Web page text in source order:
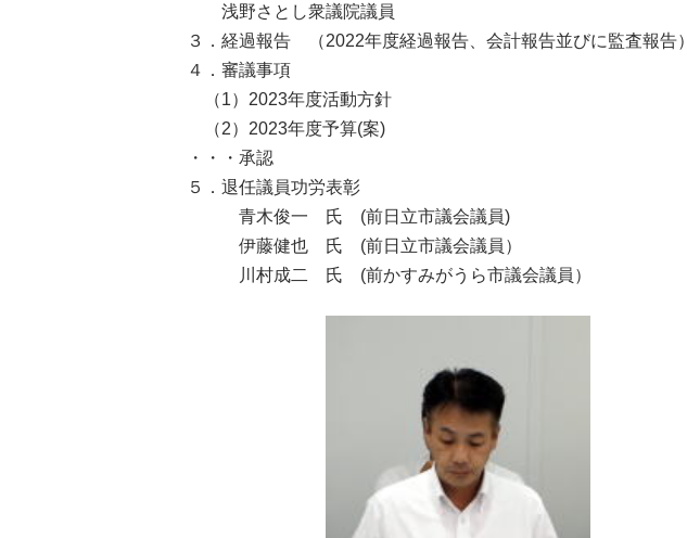
浅野さとし衆議院議員
３．経過報告 （2022年度経過報告、会計報告並びに監査報告）
４．審議事項
（1）2023年度活動方針
（2）2023年度予算(案)
・・・承認
５．退任議員功労表彰
青木俊一 氏 (前日立市議会議員)
伊藤健也 氏 (前日立市議会議員）
川村成二 氏 (前かすみがうら市議会議員）